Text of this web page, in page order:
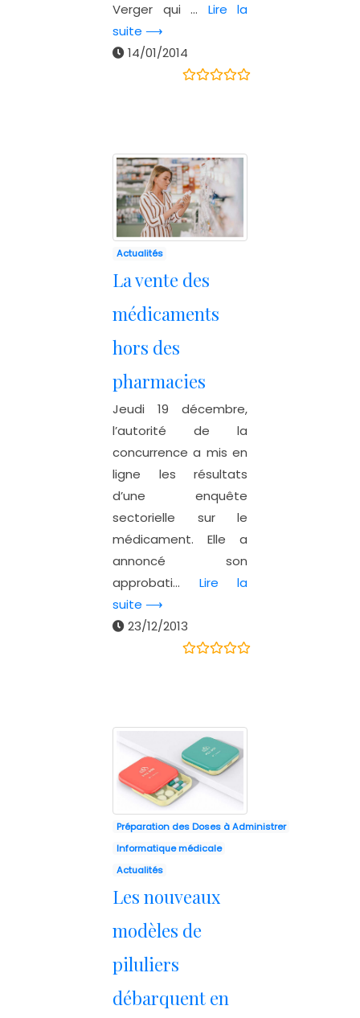
Verger qui ... Lire la
suite ⟶
14/01/2014
Actualités
La vente des
médicaments
hors des
pharmacies
Jeudi 19 décembre,
l’autorité de la
concurrence a mis en
ligne les résultats
d’une enquête
sectorielle sur le
médicament. Elle a
annoncé son
approbati... Lire la
suite ⟶
23/12/2013
Préparation des Doses à Administrer
Informatique médicale
Actualités
Les nouveaux
modèles de
piluliers
débarquent en